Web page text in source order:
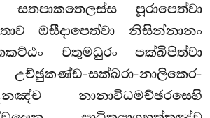
සතපාකතෙලස්ස පූරාපෙත්වා
තාව ඔසීදාපෙත්වා නිසින්නානං
චතුමධුරං පක්ඛිපිත්වා
සක්ඛරා-නාලිකෙර-
නානාවිධමච්ඡරසෙහි